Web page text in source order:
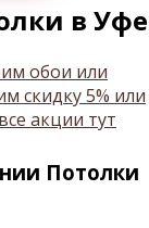
в Уфе
обои или
скидку 5% или
акции тут
Потолки